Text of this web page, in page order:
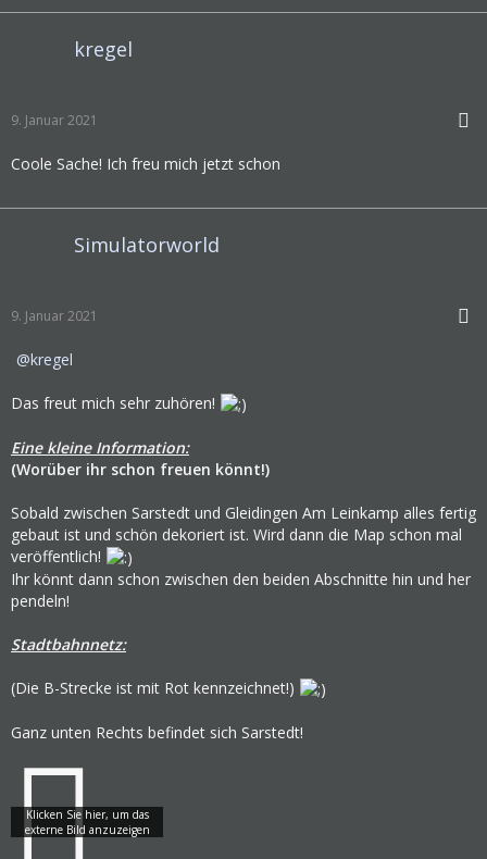
kregel
9. Januar 2021
Coole Sache! Ich freu mich jetzt schon
Simulatorworld
9. Januar 2021
kregel
Das freut mich sehr zuhören!
Eine kleine Information:
(Worüber ihr schon freuen könnt!)
Sobald zwischen Sarstedt und Gleidingen Am Leinkamp alles fertig
gebaut ist und schön dekoriert ist. Wird dann die Map schon mal
veröffentlich!
Ihr könnt dann schon zwischen den beiden Abschnitte hin und her
pendeln!
Stadtbahnnetz:
(Die B-Strecke ist mit Rot kennzeichnet!)
Ganz unten Rechts befindet sich Sarstedt!